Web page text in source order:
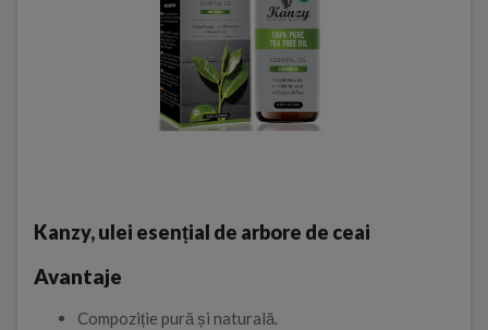
Kanzy, ulei esențial de arbore de ceai
Avantaje
Compoziție pură și naturală.